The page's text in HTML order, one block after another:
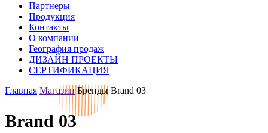
Партнеры
Продукция
Контакты
О компании
География продаж
ДИЗАЙН ПРОЕКТЫ
СЕРТИФИКАЦИЯ
Главная Магазин Бренды Brand 03
Brand 03